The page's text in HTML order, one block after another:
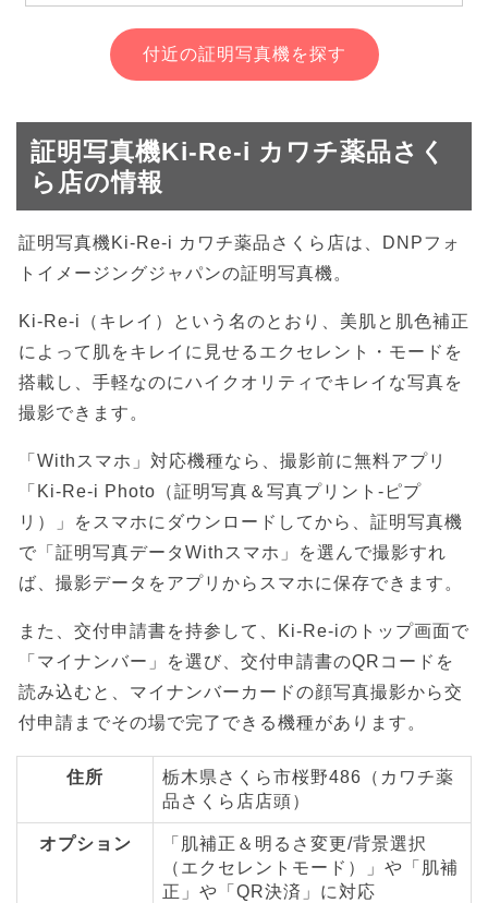
付近の証明写真機を探す
証明写真機Ki-Re-i カワチ薬品さく
ら店の情報
証明写真機Ki-Re-i カワチ薬品さくら店は、DNPフォ
トイメージングジャパンの証明写真機。
Ki-Re-i（キレイ）という名のとおり、美肌と肌色補正
によって肌をキレイに見せるエクセレント・モードを
搭載し、手軽なのにハイクオリティでキレイな写真を
撮影できます。
「Withスマホ」対応機種なら、撮影前に無料アプリ
「Ki-Re-i Photo（証明写真＆写真プリント-ピプ
リ）」をスマホにダウンロードしてから、証明写真機
で「証明写真データWithスマホ」を選んで撮影すれ
ば、撮影データをアプリからスマホに保存できます。
また、交付申請書を持参して、Ki-Re-iのトップ画面で
「マイナンバー」を選び、交付申請書のQRコードを
読み込むと、マイナンバーカードの顔写真撮影から交
付申請までその場で完了できる機種があります。
住所
栃木県さくら市桜野486（カワチ薬
品さくら店店頭）
オプション
「肌補正＆明るさ変更/背景選択
（エクセレントモード）」や「肌補
正」や「QR決済」に対応